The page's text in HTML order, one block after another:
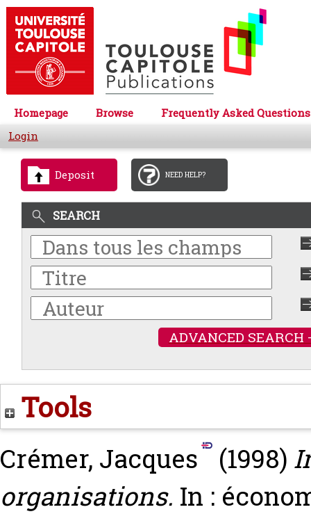
Homepage Browse
Frequently Asked Questions
Login
Deposit NEED HELP?
SEARCH
ADVANCED SEARCH
Tools
Crémer, Jacques (1998)
organisations. In :